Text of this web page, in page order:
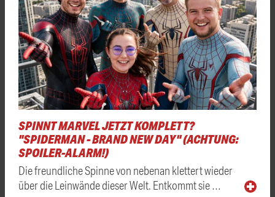
SPINNT MARVEL JETZT KOMPLETT?
"SPIDERMAN - BRAND NEW DAY" (ACHTUNG:
SPOILER-ALARM!)
Die freundliche Spinne von nebenan klettert wieder
über die Leinwände dieser Welt. Entkommt sie …